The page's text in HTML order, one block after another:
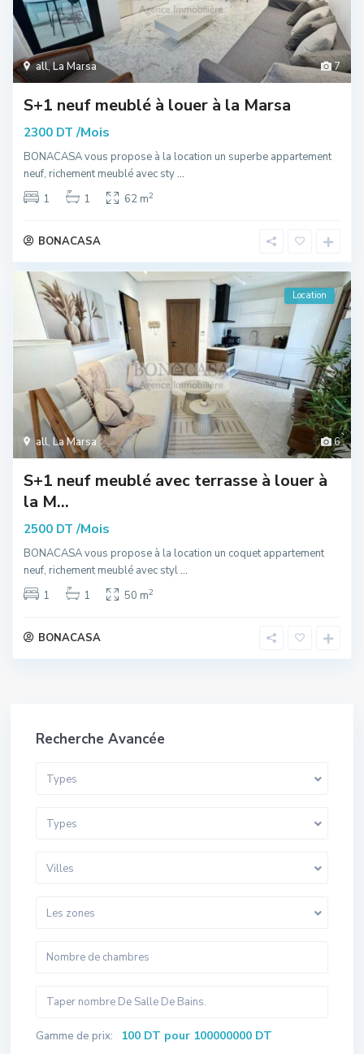
7
all,La Marsa
S+1 neuf meublé à louer à la Marsa
2300 DT /Mois
BONACASA vous propose à la location un superbe appartement
neuf, richement meublé avec sty...
1
1 62 m2
BONACASA
6
all, La Marsa
Location
S+1 neuf meublé avec terrasse à louer à
la M...
2500 DT /Mois
BONACASA vous propose à la location un coquet appartement
neuf, richement meublé avec styl...
1
1 50 m2
BONACASA
Recherche Avancée
Types
Types
Villes
Les zones
Gamme de prix: 100 DT pour 100000000 DT